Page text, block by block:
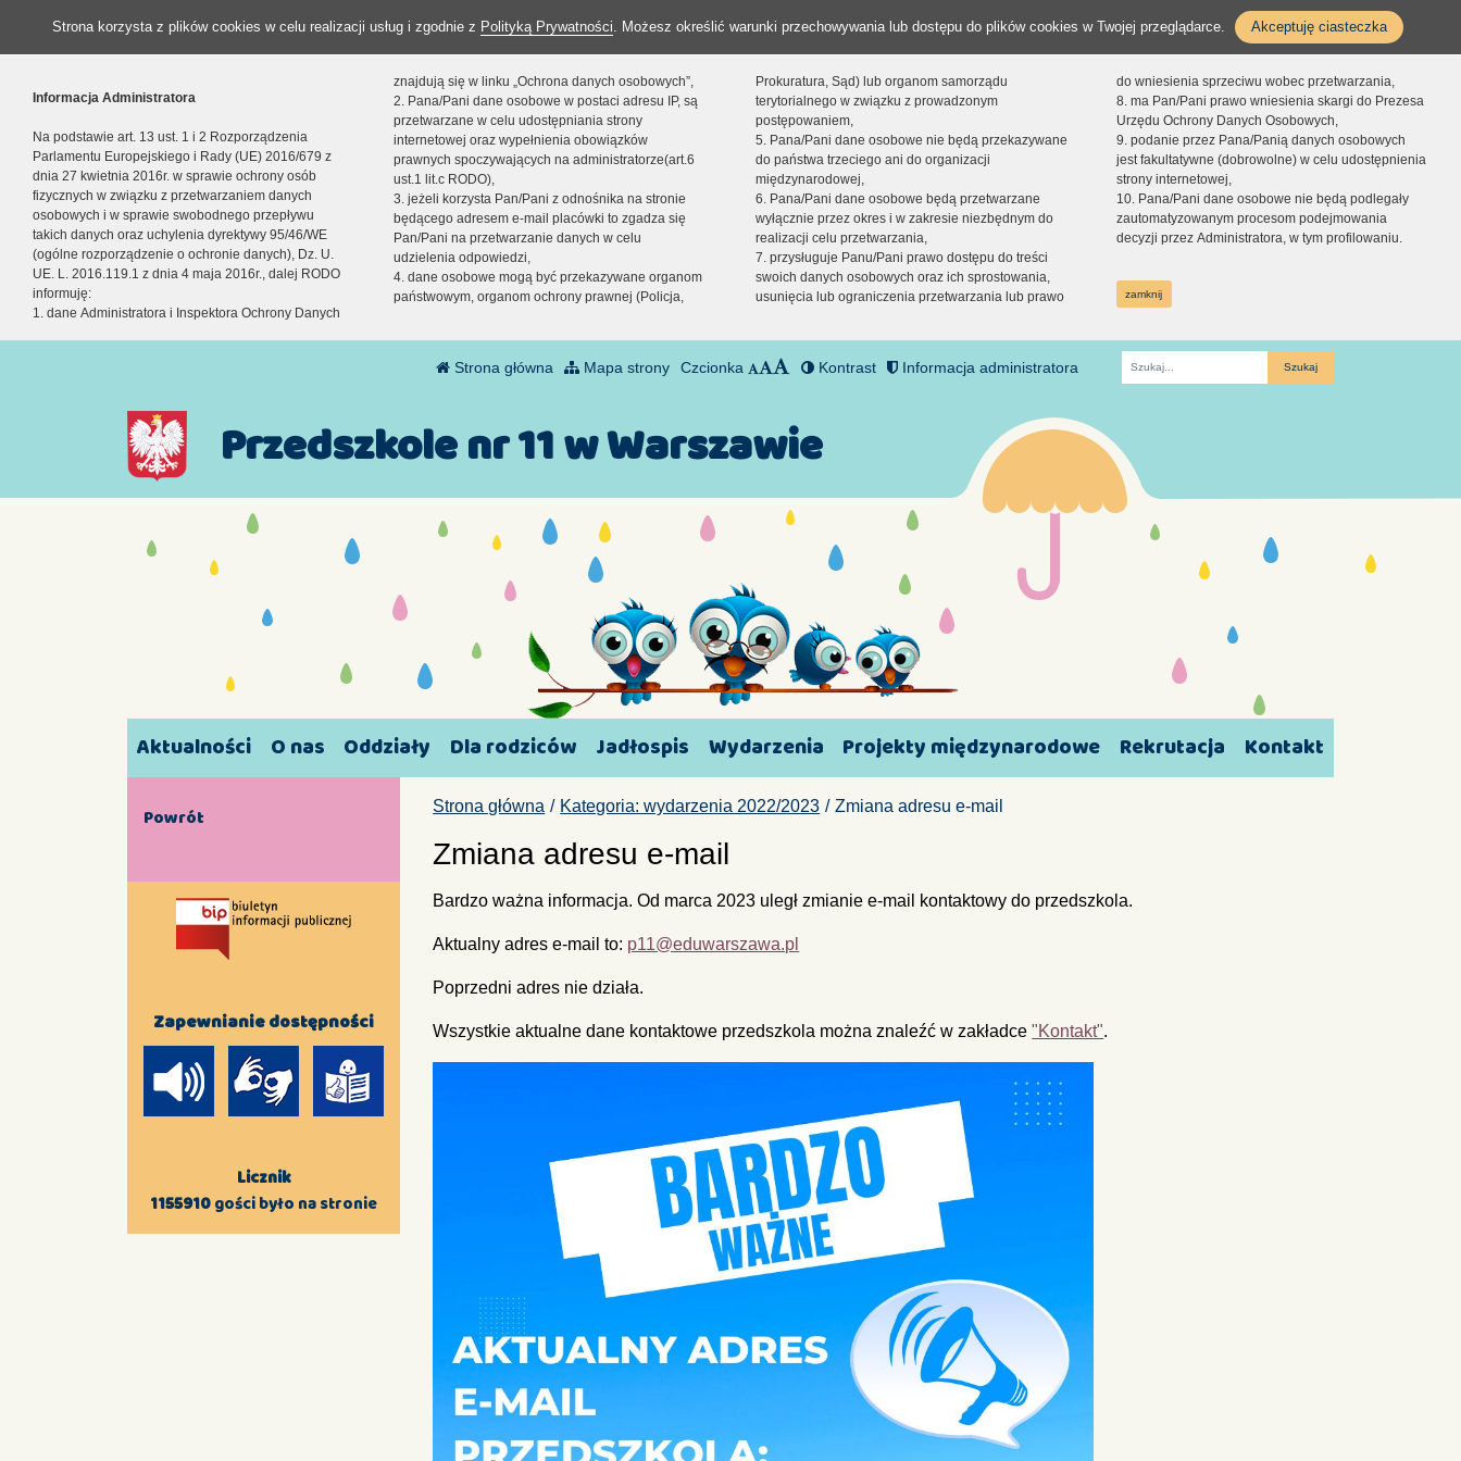
Strona korzysta z plików cookies w celu realizacji usług i zgodnie z Polityką Prywatności. Możesz określić warunki przechowywania lub dostępu do plików cookies w Twojej przeglądarce. Akceptuję ciasteczka
Informacja Administratora
Na podstawie art. 13 ust. 1 i 2 Rozporządzenia
Parlamentu Europejskiego i Rady (UE) 2016/679 z
dnia 27 kwietnia 2016r. w sprawie ochrony osób
fizycznych w związku z przetwarzaniem danych
osobowych i w sprawie swobodnego przepływu
takich danych oraz uchylenia dyrektywy 95/46/WE
(ogólne rozporządzenie o ochronie danych), Dz. U.
UE. L. 2016.119.1 z dnia 4 maja 2016r., dalej RODO
informuję:
1. dane Administratora i Inspektora Ochrony Danych
znajdują się w linku „Ochrona danych osobowych”,
2. Pana/Pani dane osobowe w postaci adresu IP, są
przetwarzane w celu udostępniania strony
internetowej oraz wypełnienia obowiązków
prawnych spoczywających na administratorze(art.6
ust.1 lit.c RODO),
3. jeżeli korzysta Pan/Pani z odnośnika na stronie
będącego adresem e-mail placówki to zgadza się
Pan/Pani na przetwarzanie danych w celu
udzielenia odpowiedzi,
4. dane osobowe mogą być przekazywane organom
państwowym, organom ochrony prawnej (Policja,
Prokuratura, Sąd) lub organom samorządu
terytorialnego w związku z prowadzonym
postępowaniem,
5. Pana/Pani dane osobowe nie będą przekazywane
do państwa trzeciego ani do organizacji
międzynarodowej,
6. Pana/Pani dane osobowe będą przetwarzane
wyłącznie przez okres i w zakresie niezbędnym do
realizacji celu przetwarzania,
7. przysługuje Panu/Pani prawo dostępu do treści
swoich danych osobowych oraz ich sprostowania,
usunięcia lub ograniczenia przetwarzania lub prawo
do wniesienia sprzeciwu wobec przetwarzania,
8. ma Pan/Pani prawo wniesienia skargi do Prezesa
Urzędu Ochrony Danych Osobowych,
9. podanie przez Pana/Panią danych osobowych
jest fakultatywne (dobrowolne) w celu udostępnienia
strony internetowej,
10. Pana/Pani dane osobowe nie będą podlegały
zautomatyzowanym procesom podejmowania
decyzji przez Administratora, w tym profilowaniu.
zamknij
Strona główna Mapa strony Czcionka Kontrast Informacja administratora
Fraza
Przedszkole nr 11 w Warszawie
Aktualności O nas Oddziały Dla rodziców Jadłospis Wydarzenia Projekty międzynarodowe Rekrutacja Kontakt
Strona główna Kategoria: wydarzenia 2022/2023 Zmiana adresu e-mail
Zmiana adresu e-mail
Bardzo ważna informacja. Od marca 2023 uległ zmianie e-mail kontaktowy do przedszkola.
Aktualny adres e-mail to: p11@eduwarszawa.pl
Poprzedni adres nie działa.
Wszystkie aktualne dane kontaktowe przedszkola można znaleźć w zakładce"Kontakt".
Powrót
Zapewnianie dostępności
Licznik
1155910gości było na stronie